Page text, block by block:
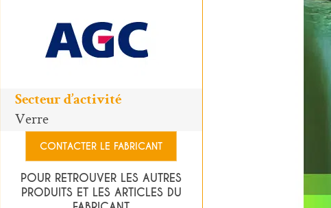
Secteur d’activité
Verre
CONTACTER LE FABRICANT
POUR RETROUVER LES AUTRES
PRODUITS ET LES ARTICLES DU